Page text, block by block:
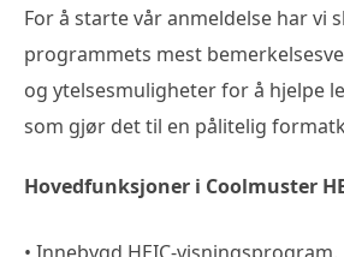
For å starte vår anmeldelse har vi
programmets mest
og ytelsesmuligheter for å hjelpe
som gjør det til en pålitelig
Hovedfunksjoner i Coolmuster